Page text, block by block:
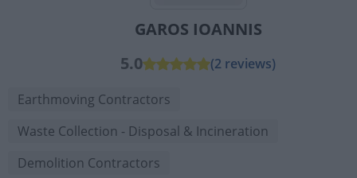
GAROS IOANNIS
5.0
(2 reviews)
Earthmoving Contractors
Waste Collection - Disposal & Incineration
Demolition Contractors